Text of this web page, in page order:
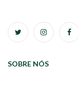
SOBRE NÓS